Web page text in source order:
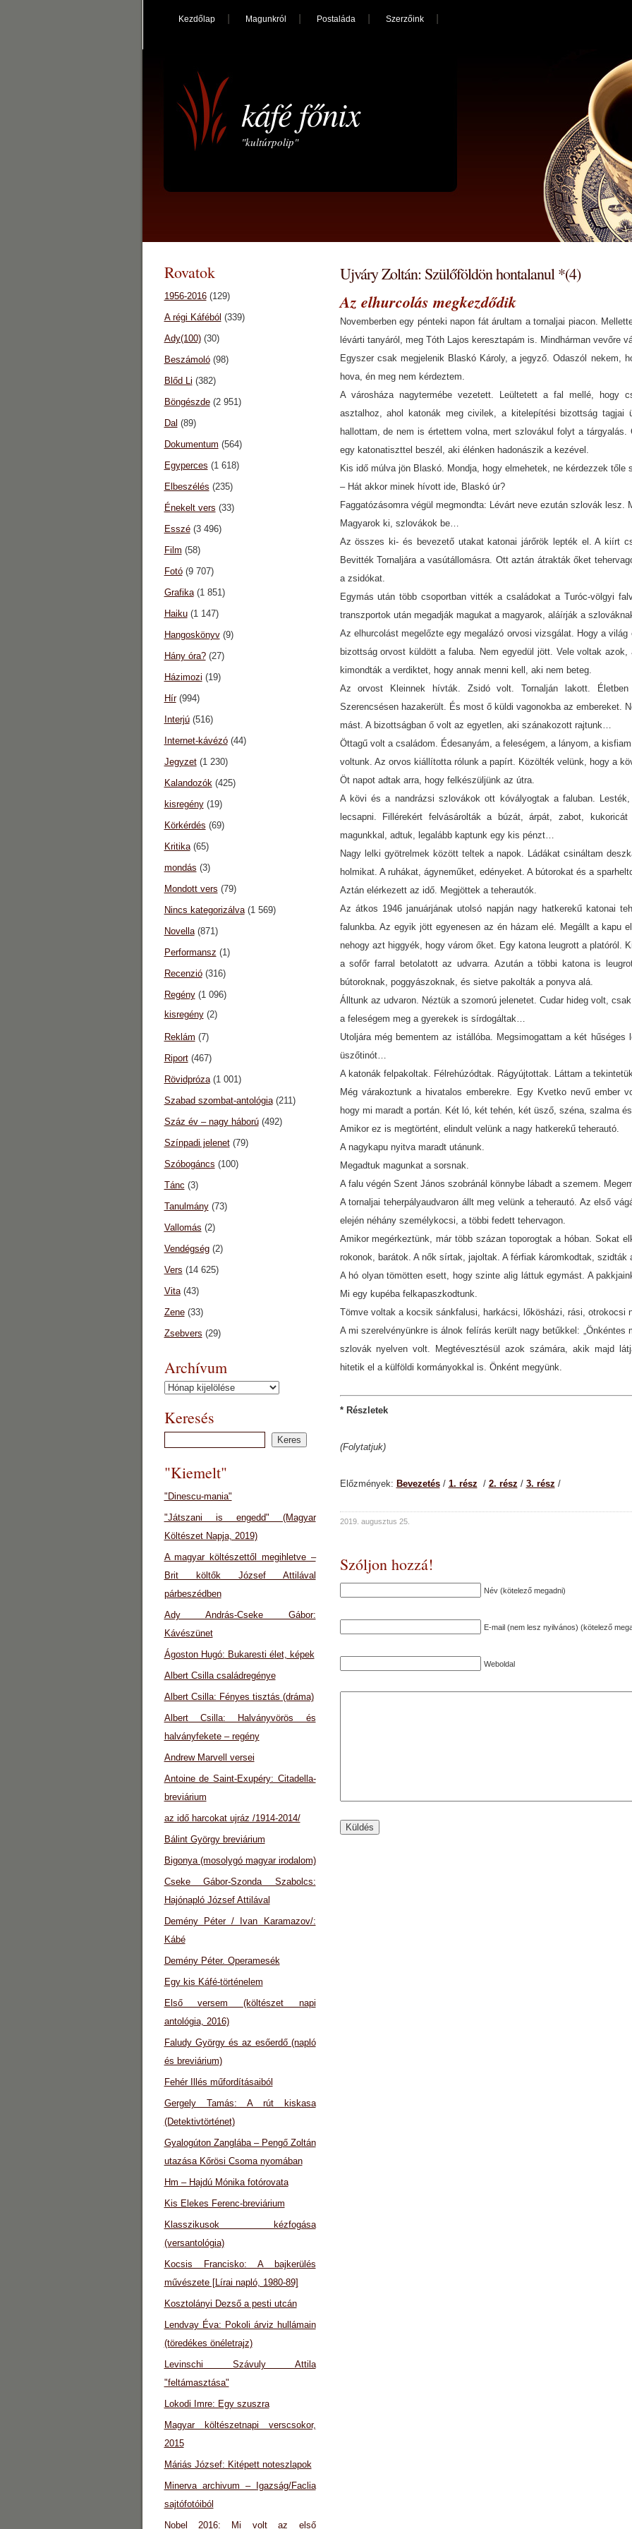
Kezdőlap Magunkról Postaláda Szerzőink
káfé főnix
"kultúrpolip"
Ujváry Zoltán: Szülőföldön hontalanul *(4)
Az elhurcolás megkezdődik
Novemberben egy pénteki napon fát árultam a tornaljai piacon.
lévárti tanyáról, meg Tóth Lajos keresztapám is. Mindhárman vevőre
Egyszer csak megjelenik Blaskó Károly, a jegyző. Odaszól nekem,
hova, én meg nem kérdeztem.
A városháza nagytermébe vezetett. Leültetett a fal mellé, hogy
asztalhoz, ahol katonák meg civilek, a kitelepítési bizottság tagjai
hallottam, de nem is értettem volna, mert szlovákul folyt a
egy katonatiszttel beszél, aki élénken hadonászik a kezével.
Kis idő múlva jön Blaskó. Mondja, hogy elmehetek, ne kérdezzek tőle
– Hát akkor minek hívott ide, Blaskó úr?
Faggatózásomra végül megmondta: Lévárt neve ezután szlovák lesz.
Magyarok ki, szlovákok be…
Az összes ki- és bevezető utakat katonai járőrök lepték el. A kiírt
Bevitték Tornaljára a vasútállomásra. Ott aztán átrakták őket
a zsidókat.
Egymás után több csoportban vitték a családokat a Turóc-völgyi
transzportok után megadják magukat a magyarok, aláírják a
Az elhurcolást megelőzte egy megalázó orvosi vizsgálat. Hogy a
bizottság orvost küldött a faluba. Nem egyedül jött. Vele voltak
kimondták a verdiktet, hogy annak menni kell, aki nem beteg.
Az orvost Kleinnek hívták. Zsidó volt. Tornalján lakott. Életben
Szerencsésen hazakerült. És most ő küldi vagonokba az embereket.
mást. A bizottságban ő volt az egyetlen, aki szánakozott rajtunk…
Öttagű volt a családom. Édesanyám, a feleségem, a lányom, a
voltunk. Az orvos kiállította rólunk a papírt. Közölték velünk, hogy a
Öt napot adtak arra, hogy felkészüljünk az útra.
A kövi és a nandrázsi szlovákok ott kóvályogtak a faluban.
lecsapni. Fillérekért felvásárolták a búzát, árpát, zabot,
magunkkal, adtuk, legalább kaptunk egy kis pénzt…
Nagy lelki gyötrelmek között teltek a napok. Ládákat csináltam
holmikat. A ruhákat, ágyneműket, edényeket. A bútorokat és a
Aztán elérkezett az idő. Megjöttek a teherautók.
Az átkos 1946 januárjának utolsó napján nagy hatkerekű katonai
falunkba. Az egyik jött egyenesen az én házam elé. Megállt a kapu
nehogy azt higgyék, hogy várom őket. Egy katona leugrott a platóról.
a sofőr farral betolatott az udvarra. Azután a többi katona is
bútoroknak, poggyászoknak, és sietve pakolták a ponyva alá.
Álltunk az udvaron. Néztük a szomorú jelenetet. Cudar hideg volt,
a feleségem meg a gyerekek is sírdogáltak…
Utoljára még bementem az istállóba. Megsimogattam a két
üszőtinót…
A katonák felpakoltak. Félrehúzódtak. Rágyújtottak. Láttam a
Még várakoztunk a hivatalos emberekre. Egy Kvetko nevű ember
hogy mi maradt a portán. Két ló, két tehén, két üsző, széna, szalma
Amikor ez is megtörtént, elindult velünk a nagy hatkerekű teherautó.
A nagykapu nyitva maradt utánunk.
Megadtuk magunkat a sorsnak.
A falu végén Szent János szobránál könnybe lábadt a szemem.
A tornaljai teherpályaudvaron állt meg velünk a teherautó. Az első
elején néhány személykocsi, a többi fedett tehervagon.
Amikor megérkeztünk, már több százan toporogtak a hóban. Sokat
rokonok, barátok. A nők sírtak, jajoltak. A férfiak káromkodtak, szidták
A hó olyan tömötten esett, hogy szinte alig láttuk egymást. A
Mi egy kupéba felkapaszkodtunk.
Tömve voltak a kocsik sánkfalusi, harkácsi, lőkösházi, rási, otrokocsi
A mi szerelvényünkre is álnok felírás került nagy betűkkel: „Önkéntes
szlovák nyelven volt. Megtévesztésül azok számára, akik majd
hitetik el a külföldi kormányokkal is. Önként megyünk.
* Részletek
(Folytatjuk)
Előzmények: Bevezetés/ 1. rész / 2. rész / 3. rész /
2019. augusztus 25.
Szóljon hozzá!
Név (kötelező megadni)
E-mail (nem lesz nyilvános) (kötelező
Weboldal
Rovatok
1956-2016(129)
A régi Káféból (339)
Ady(100)(30)
Beszámoló(98)
Blőd Li (382)
Böngészde(2 951)
Dal (89)
Dokumentum (564)
Egyperces (1 618)
Elbeszélés (235)
Énekelt vers (33)
Esszé(3 496)
Film (58)
Fotó(9 707)
Grafika(1 851)
Haiku(1 147)
Hangoskönyv(9)
Hány óra?(27)
Házimozi (19)
Hír(994)
Interjú(516)
Internet-kávézó(44)
Jegyzet(1 230)
Kalandozók(425)
kisregény(19)
Körkérdés (69)
Kritika(65)
mondás (3)
Mondott vers (79)
Nincs kategorizálva(1 569)
Novella(871)
Performansz (1)
Recenzió(316)
Regény(1 096)
kisregény(2)
Reklám (7)
Riport(467)
Rövidpróza(1 001)
Szabad szombat-antológia(211)
Száz év – nagy háború(492)
Színpadi jelenet(79)
Szóbogáncs (100)
Tánc (3)
Tanulmány(73)
Vallomás (2)
Vendégség(2)
Vers (14 625)
Vita(43)
Zene(33)
Zsebvers (29)
Archívum
Archívum
Keresés
"Kiemelt"
"Dinescu-mania"
"Játszani is engedd" (Magyar
Költészet Napja, 2019)
A magyar költészettől megihletve –
Brit költők József Attilával
párbeszédben
Ady András-Cseke Gábor:
Kávészünet
Ágoston Hugó: Bukaresti élet, képek
Albert Csilla családregénye
Albert Csilla: Fényes tisztás (dráma)
Albert Csilla: Halványvörös és
halványfekete – regény
Andrew Marvell versei
Antoine de Saint-Exupéry: Citadella-
breviárium
az idő harcokat ujráz /1914-2014/
Bálint György breviárium
Bigonya (mosolygó magyar irodalom)
Cseke Gábor-Szonda Szabolcs:
Hajónapló József Attilával
Demény Péter / Ivan Karamazov/:
Kábé
Demény Péter. Operamesék
Egy kis Káfé-történelem
Első versem (költészet napi
antológia, 2016)
Faludy György és az esőerdő (napló
és breviárium)
Fehér Illés műfordításaiból
Gergely Tamás: A rút kiskasa
(Detektivtörténet)
Gyalogúton Zanglába – Pengő Zoltán
utazása Kőrösi Csoma nyomában
Hm – Hajdú Mónika fotórovata
Kis Elekes Ferenc-breviárium
Klasszikusok kézfogása
(versantológia)
Kocsis Francisko: A bajkerülés
művészete [Lírai napló, 1980-89]
Kosztolányi Dezső a pesti utcán
Lendvay Éva: Pokoli árviz hullámain
(töredékes önéletrajz)
Levinschi Szávuly Attila
"feltámasztása"
Lokodi Imre: Egy szuszra
Magyar költészetnapi verscsokor,
2015
Máriás József: Kitépett noteszlapok
Minerva archivum – Igazság/Faclia
sajtófotóiból
Nobel 2016: Mi volt az első